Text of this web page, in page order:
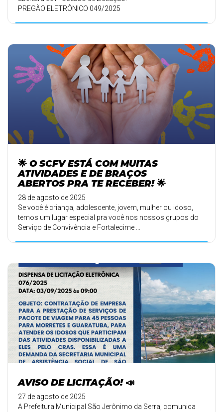
PREGÃO ELETRÔNICO 049/2025
🌟 O SCFV ESTÁ COM MUITAS
ATIVIDADES E DE BRAÇOS
ABERTOS PRA TE RECEBER! 🌟
28 de agosto de 2025
Se você é criança, adolescente, jovem, mulher ou idoso,
temos um lugar especial pra você nos nossos grupos do
Serviço de Convivência e Fortalecime ...
AVISO DE LICITAÇÃO! 📣
27 de agosto de 2025
A Prefeitura Municipal São Jerônimo da Serra, comunica